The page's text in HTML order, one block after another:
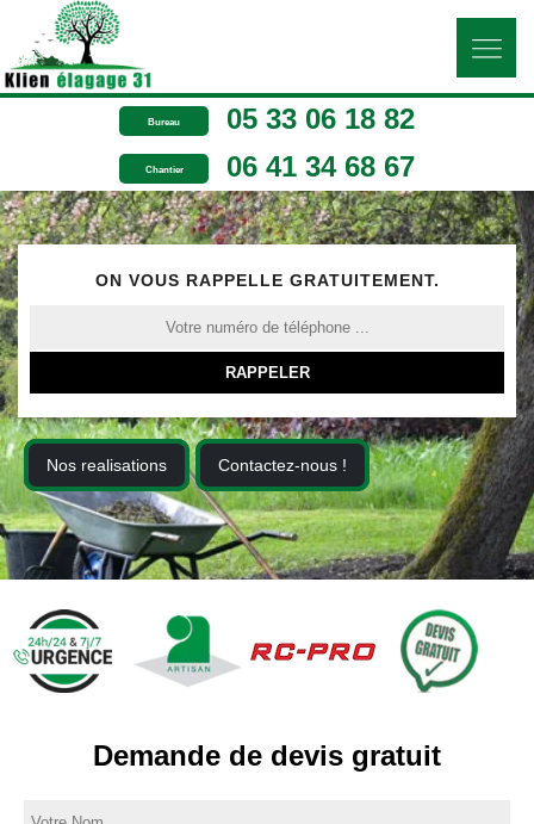
Bureau 05 33 06 18 82
Chantier 06 41 34 68 67
ON VOUS RAPPELLE GRATUITEMENT.
Nos realisations Contactez-nous !
Demande de devis gratuit